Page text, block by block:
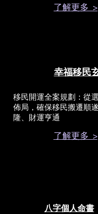
了解更多 >
幸福移民
移民開運全案規劃：從
佈局，確保移民搬遷順
隆、財運亨通
了解更多 >
八字個人命書